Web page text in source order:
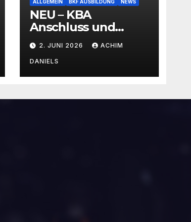
ALLGEMEIN BKF AUSBILDUNG NEWS
NEU – KBA
Anschluss und
SEMINAR Portal
AKTIONSPREISE!!!
Bis zu 50% RABATT
2. JUNI 2026 ACHIM
DANIELS